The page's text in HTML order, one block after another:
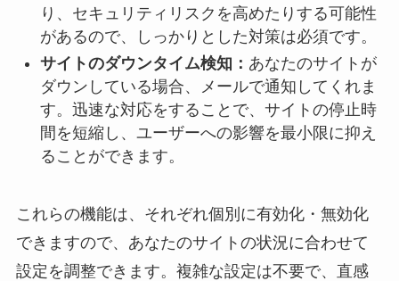
り、セキュリティリスクを高めたりする可能性
があるので、しっかりとした対策は必須です。
サイトのダウンタイム検知： あなたのサイトが
ダウンしている場合、メールで通知してくれま
す。迅速な対応をすることで、サイトの停止時
間を短縮し、ユーザーへの影響を最小限に抑え
ることができます。
これらの機能は、それぞれ個別に有効化・無効化
できますので、あなたのサイトの状況に合わせて
設定を調整できます。複雑な設定は不要で、直感